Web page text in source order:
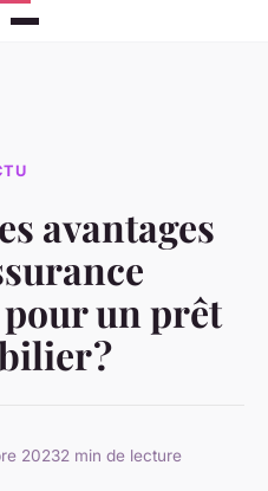
avantages
un prêt
?
20232 min de lecture